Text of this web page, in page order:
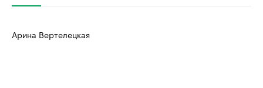
Арина Вертелецкая